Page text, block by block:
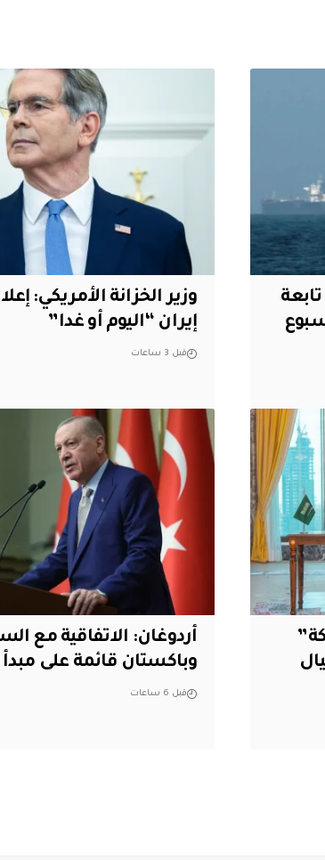
3 سفن تابعة
وزير الخزانة الأمريكي:
إيران “اليوم أو غدا”
قبل 3 ساعات
أردوغان: الاتفاقية مع
وباكستان قائمة على مبدأ
قبل 6 ساعات